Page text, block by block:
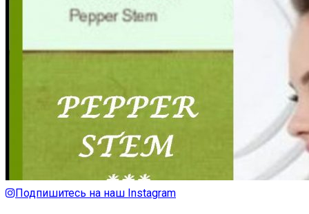
Подпишитесь на наш Instagram